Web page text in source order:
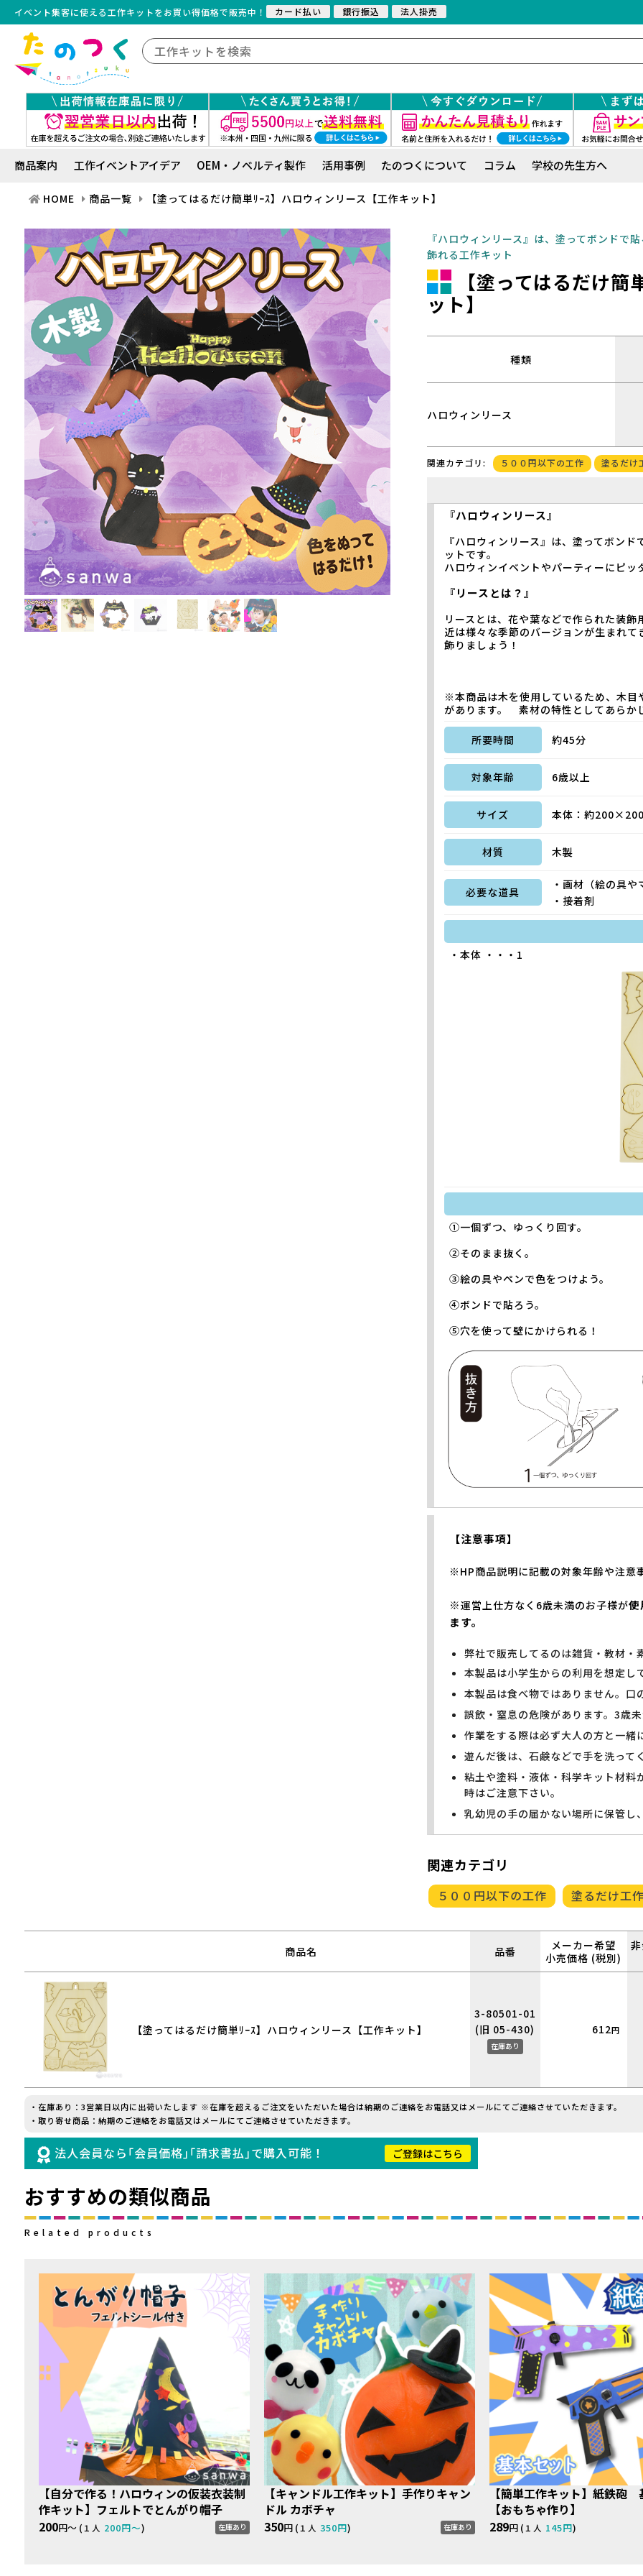
イベント集客に使える工作キットをお買い得価格で販売中！ カード払い 銀行振込 法人掛売
商品案内 工作イベントアイデア OEM・ノベルティ製作 活用事例 たのつくについて コラム 学校の先生方へ
HOME 商品一覧 【塗ってはるだけ簡単ﾘｰｽ】ハロウィンリース【工作キット】
『ハロウィンリース』は、塗ってボンドで
飾れる工作キット
【塗ってはるだけ
ット】
種類
ハロウィンリース
関連カテゴリ: ５００円以下の工作 塗るだけ
『ハロウィンリース』
『ハロウィンリース』は、塗ってボン
ットです。
ハロウィンイベントやパーティーにピッ
『リースとは？』
リースとは、花や葉などで作られた装
近は様々な季節のバージョンが生まれ
飾りましょう！
※本商品は木を使用しているため、木目
があります。 素材の特性としてあらか
所要時間 約45分
対象年齢 6歳以上
サイズ 本体：約
材質 木製
必要な道具
・画材（絵の具や
・接着剤
・本体 ・・・1
①一個ずつ、ゆっくり回す。
②そのまま抜く。
③絵の具やペンで色をつけよう。
④ボンドで貼ろう。
⑤穴を使って壁にかけられる！
【注意事項】
※HP商品説明に記載の対象年齢や注意
※運営上仕方なく6歳未満のお子様が使
ます。
弊社で販売してるのは雑貨・教材・
本製品は小学生からの利用を想定し
本製品は食べ物ではありません。
誤飲・窒息の危険があります。3歳
作業をする際は必ず大人の方と一緒
遊んだ後は、石鹸などで手を洗って
粘土や塗料・液体・科学キット材
時はご注意下さい。
乳幼児の手の届かない場所に保管
関連カテゴリ
５００円以下の工作 塗るだけ工
商品名 品番
メーカー希望
小売価格 (税別)
【塗ってはるだけ簡単ﾘｰｽ】ハロウィンリース【工作キット】
3-80501-01
(旧 05-430)
在庫あり
612円
・在庫あり：3営業日以内に出荷いたします ※在庫を超えるご注文をいただいた場合は納期のご連絡をお電話又はメールにてご連絡させていただきます。
・取り寄せ商品：納期のご連絡をお電話又はメールにてご連絡させていただきます。
法人会員なら｢会員価格｣｢請求書払｣で購入可能！ ご登録はこちら
おすすめの類似商品
Related products
【自分で作る！ハロウィンの仮装衣装制
作キット】フェルトでとんがり帽子
200円〜 ( １人 200円〜) 在庫あり
【キャンドル工作キット】手作りキャン
ドル カボチャ
350円 ( １人 350円) 在庫あり
【簡単工作キット】紙鉄砲
【おもちゃ作り】
289円 ( １人 145円)